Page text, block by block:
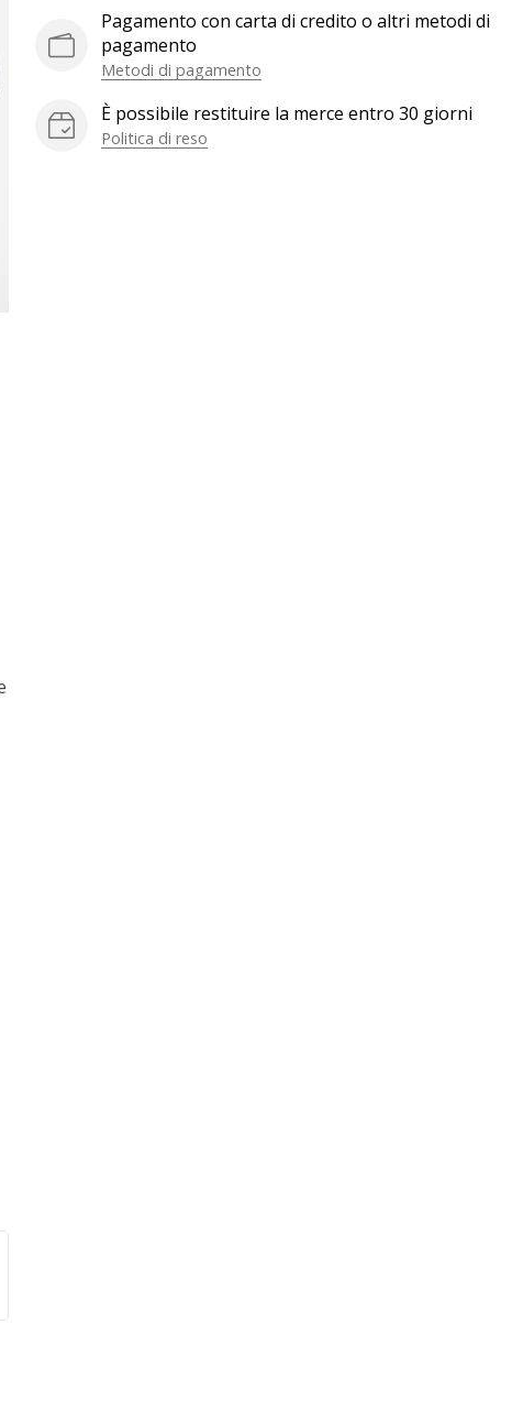
Pagamento con carta di credito o altri metodi di
pagamento
Metodi di pagamento
È possibile restituire la merce entro 30 giorni
Politica di reso